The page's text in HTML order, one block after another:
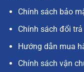
Chính sách bảo
Chính sách đổi
Hướng dẫn mua
Chính sách vận